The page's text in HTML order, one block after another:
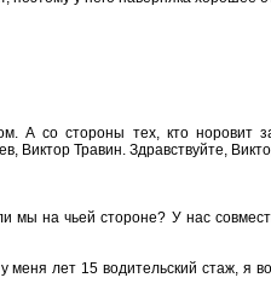
А со стороны тех, кто норовит
Виктор Травин. Здравствуйте,
мы на чьей стороне? У нас
лет 15 водительский стаж, я